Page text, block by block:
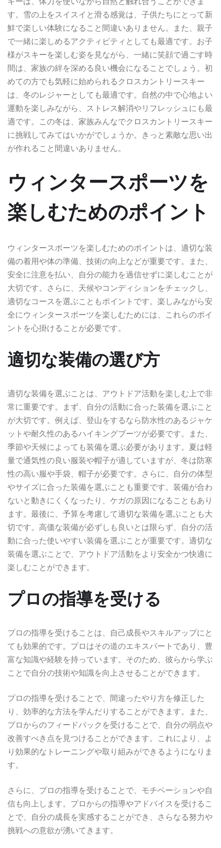
す。雪の上をスイスイと滑る感覚は、子供たちにとって新
鮮で楽しい体験になること間違いありません。また、親子
で一緒に楽しめるアクティビティとしても最適です。お子
様がスキーを楽しむ姿を見ながら、一緒に笑顔で過ごす時
間は、家族の絆を深める良い機会になることでしょう。初
めての方でも気軽に始められるクロスカントリースキー
は、冬のレジャーとしても最適です。自然の中で心地よい
運動を楽しみながら、ストレス解消やリフレッシュにも最
適です。この冬は、家族みんなでクロスカントリースキー
に挑戦してみてはいかがでしょうか。きっと素敵な思い出
が作れること間違いありません。
ウィンタースポーツを
楽しむためのポイント
ウィンタースポーツを楽しむためのポイントは、適切な装
備の着用や体の準備、技術の向上などが重要です。また、
安全に注意を払い、自分の能力を過信せずに楽しむことが
大切です。さらに、天候やコンディションをチェックし、
適切なコースを選ぶこともポイントです。楽しみながら安
全にウィンタースポーツを楽しむためには、これらのポイ
ントを心掛けることが必要です。
適切な装備の選び方
適切な装備を選ぶことは、アウトドア活動を楽しむ上で非
常に重要です。まず、自分の活動に合った装備を選ぶこと
が大切です。例えば、登山をするなら防水性のあるジャケ
ットや耐久性のあるハイキングブーツが必要です。また、
季節や天候によっても装備を選ぶ必要があります。夏は軽
量で通気性の良い服装や帽子が適していますが、冬は防寒
性の高い服や手袋、帽子が必要です。さらに、自分の体型
やサイズに合った装備を選ぶことも重要です。装備が合わ
ないと動きにくくなったり、ケガの原因になることもあり
ます。最後に、予算を考慮して適切な装備を選ぶことも大
切です。高価な装備が必ずしも良いとは限らず、自分の活
動に合った使いやすい装備を選ぶことが重要です。適切な
装備を選ぶことで、アウトドア活動をより安全かつ快適に
楽しむことができます。
プロの指導を受ける
プロの指導を受けることは、自己成長やスキルアップにと
ても効果的です。プロはその道のエキスパートであり、豊
富な知識や経験を持っています。そのため、彼らから学ぶ
ことで自分の技術や知識を向上させることができます。
プロの指導を受けることで、間違ったやり方を修正した
り、効率的な方法を学んだりすることができます。また、
プロからのフィードバックを受けることで、自分の弱点や
改善すべき点を見つけることができます。これにより、よ
り効果的なトレーニングや取り組みができるようになりま
す。
さらに、プロの指導を受けることで、モチベーションや自
信も向上します。プロからの指導やアドバイスを受けるこ
とで、自分の成長を実感することができ、さらなる努力や
挑戦への意欲が湧いてきます。